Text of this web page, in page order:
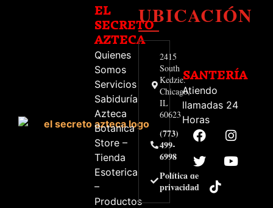
EL
SECRETO
AZTECA
Quienes
Somos
Servicios
Sabiduría
Azteca
Botanica
Store –
Tienda
Esoterica
–
Productos
UBICACIÓN
2415
South
Kedzie.
Chicago,
IL
60623
(773)
499-
6998
Política de
privacidad
SANTERÍA
Atiendo
llamadas 24
Horas